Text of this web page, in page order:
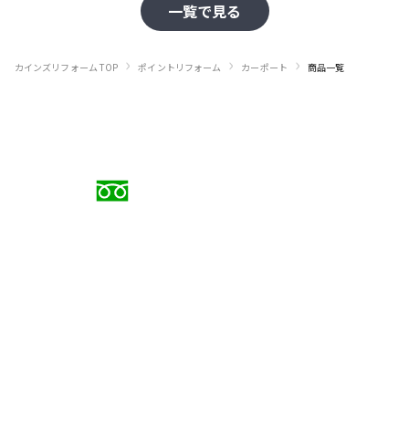
一覧で見る
カインズリフォーム TOP › ポイントリフォーム › カーポート › 商品一覧